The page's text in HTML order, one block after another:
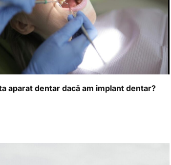
aparat dentar dacă am implant dentar?